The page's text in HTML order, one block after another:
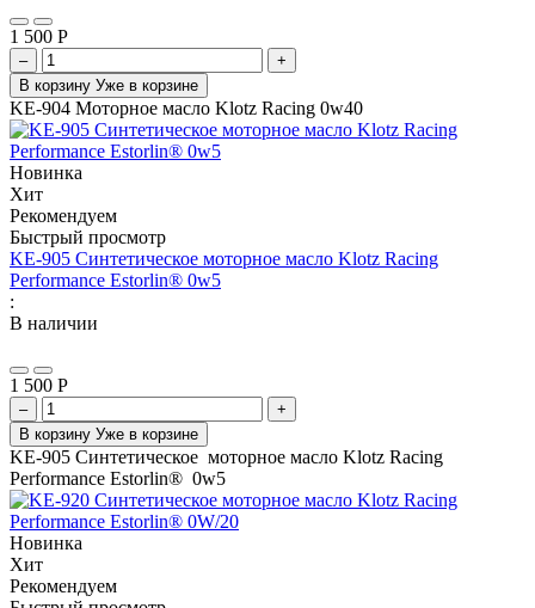
1 500 Р
–
+
В корзину Уже в корзине
KE-904 Моторное масло Klotz Racing 0w40
Новинка
Хит
Рекомендуем
Быстрый просмотр
KE-905 Синтетическое моторное масло Klotz Racing
Performance Estorlin® 0w5
:
В наличии
1 500 Р
–
+
В корзину Уже в корзине
KE-905 Синтетическое моторное масло Klotz Racing
Performance Estorlin® 0w5
Новинка
Хит
Рекомендуем